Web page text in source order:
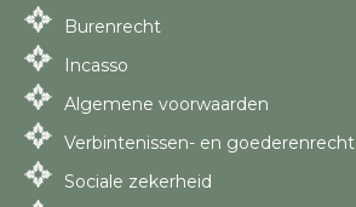
Burenrecht
Incasso
Algemene voorwaarden
Verbintenissen- en goederenrecht
Sociale zekerheid